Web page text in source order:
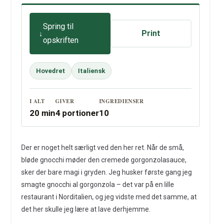
Spring til
opskriften
Print
Hovedret Italiensk
I ALT
20 min
GIVER
4 portioner
INGREDIENSER
10
Der er noget helt særligt ved den her ret. Når de små,
bløde gnocchi møder den cremede gorgonzolasauce,
sker der bare magi i gryden. Jeg husker første gang jeg
smagte gnocchi al gorgonzola – det var på en lille
restaurant i Norditalien, og jeg vidste med det samme, at
det her skulle jeg lære at lave derhjemme.